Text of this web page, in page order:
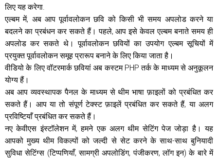
लिए यह करेगा.
एल्बम में, अब आप पूर्वावलोकन छवि को किसी भी समय अपलोड करने या
बदलने का प्रबंधन कर सकते हैं। पहले, आप इसे केवल एल्बम बनाते समय ही
अपलोड कर सकते थे। पूर्वावलोकन छवियों का उपयोग एल्बम सूचियों में
प्रयुक्त पूर्वावलोकन समूह प्रारूप बनाने के लिए किया जाता है।
वीडियो के लिए वॉटरमार्क छवियां अब कस्टम PHP तर्क के माध्यम से अनुकूलन
योग्य हैं।
अब आप व्यवस्थापक पैनल के माध्यम से थीम भाषा फ़ाइलों को प्रबंधित कर
सकते हैं। आप या तो संपूर्ण टेक्स्ट फ़ाइलें प्रबंधित कर सकते हैं, या अलग
प्रविष्टियाँ प्रबंधित कर सकते हैं।
नए केवीएस इंस्टॉलेशन में, हमने एक अलग थीम सेटिंग पेज जोड़ा है। यह
आपको मुख्य थीम विकल्पों को जल्दी से सेट करने के साथ-साथ बुनियादी
सुविधा सेटिंग्स (टिप्पणियाँ, सामग्री अपलोडिंग, पंजीकरण, लॉग इन) के बारे में